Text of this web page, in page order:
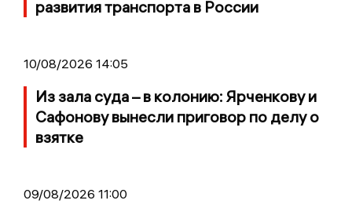
развития транспорта в России
10/08/2026 14:05
Из зала суда – в колонию: Ярченкову и
Сафонову вынесли приговор по делу о
взятке
09/08/2026 11:00